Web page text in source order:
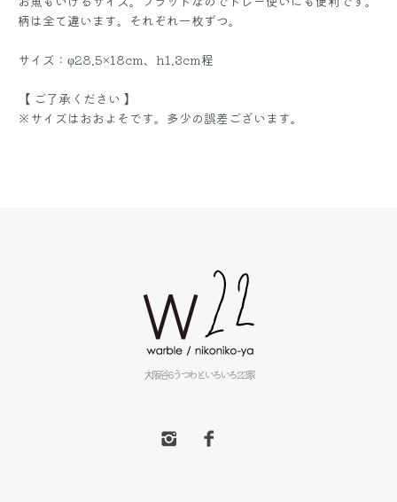
柄は全て違います。それぞれ一枚ずつ。
サイズ：φ28.5×18cm、h1.3cm程
【 ご了承ください 】
※サイズはおおよそです。多少の誤差ございます。
大阪谷6うつわといろいろ22家